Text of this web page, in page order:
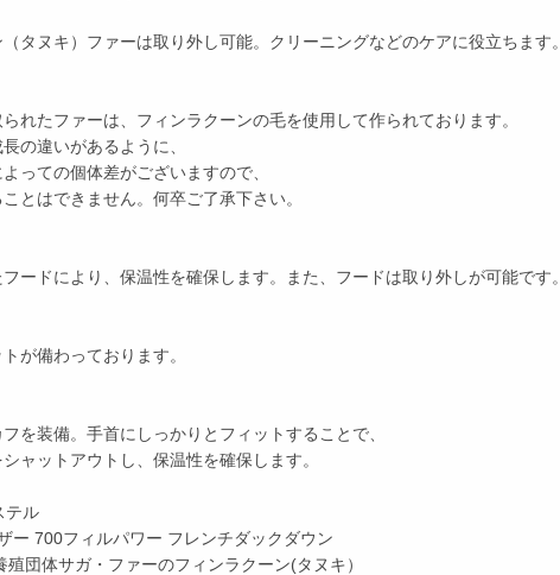
タヌキ）ファーは取り外し可能。クリーニングなどのケアに役立ちます。
れたファーは、フィンラクーンの毛を使用して作られております。
の違いがあるように、
っての個体差がございますので、
とはできません。何卒ご了承下さい。
ードにより、保温性を確保します。また、フードは取り外しが可能です。
が備わっております。
を装備。手首にしっかりとフィットすることで、
ャットアウトし、保温性を確保します。
テル
ー 700フィルパワー フレンチダックダウン
団体サガ・ファーのフィンラクーン(タヌキ）